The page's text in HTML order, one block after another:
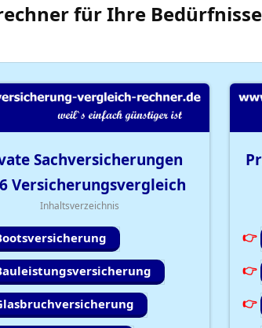
für Ihre Bedürfnisse
Sachversicherungen
Versicherungsvergleich
Inhaltsverzeichnis